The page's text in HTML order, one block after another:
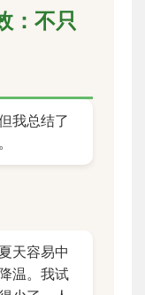
：不只
我总结了
天容易中
温。我试